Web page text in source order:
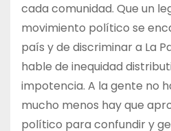
cada comunidad. Que un
movimiento político se
país y de discriminar a La
hable de inequidad
impotencia. A la gente no
mucho menos hay que
político para confundir y